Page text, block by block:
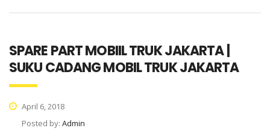
SPARE PART MOBIIL TRUK JAKARTA |
SUKU CADANG MOBIL TRUK JAKARTA
April 6, 2018
Posted by: Admin